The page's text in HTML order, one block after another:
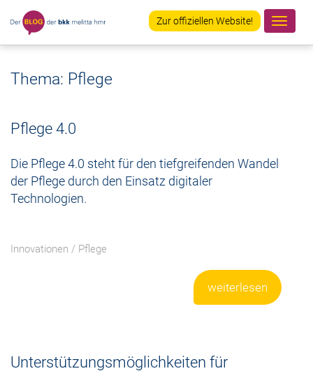
Zur offiziellen Website!
ein-/
Thema: Pflege
Pflege 4.0
Die Pflege 4.0 steht für den tiefgreifenden Wandel
der Pflege durch den Einsatz digitaler
Technologien.
Innovationen / Pflege
weiterlesen
Unterstützungsmöglichkeiten für